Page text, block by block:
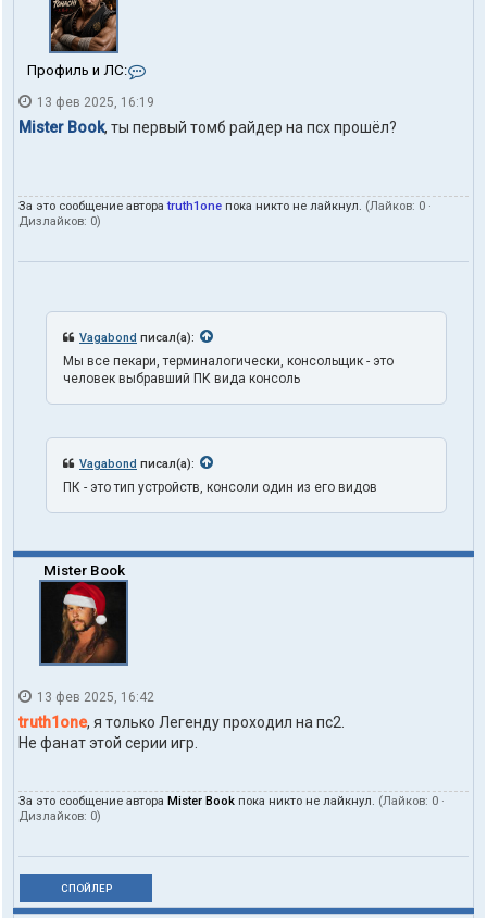
Профиль и ЛС:
н
т
а
п
ь
в
т
е
л
r
t
h
e
13 фев 2025, 16:19
Mister Book, ты первый томб райдер на псх прошёл?
За это сообщение автораtruth1one пока никто не лайкнул. (Лайков: 0 ·
Дизлайков: 0)
Vagabond писал(а):
Мы все пекари, терминалогически, консольщик - это
человек выбравший ПК вида консоль
Vagabond писал(а):
ПК - это тип устройств, консоли один из его видов
Mister Book
13 фев 2025, 16:42
truth1one, я только Легенду проходил на пс2.
Не фанат этой серии игр.
За это сообщение автора Mister Book пока никто не лайкнул. (Лайков: 0 ·
Дизлайков: 0)
СПОЙЛЕР